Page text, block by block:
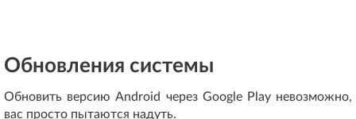
Обновления системы
Обновить версию Android через Google Play невозможно,
вас просто пытаются надуть.